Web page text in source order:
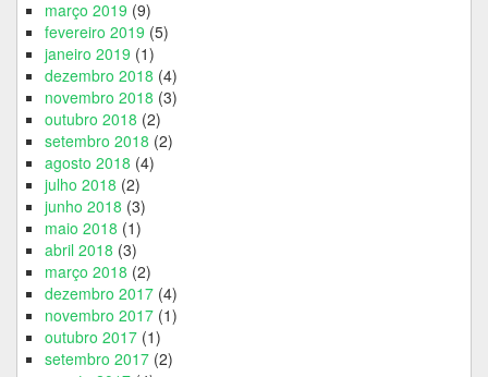
março 2019 (9)
fevereiro 2019 (5)
janeiro 2019 (1)
dezembro 2018 (4)
novembro 2018 (3)
outubro 2018 (2)
setembro 2018 (2)
agosto 2018 (4)
julho 2018 (2)
junho 2018 (3)
maio 2018 (1)
abril 2018 (3)
março 2018 (2)
dezembro 2017 (4)
novembro 2017 (1)
outubro 2017 (1)
setembro 2017 (2)